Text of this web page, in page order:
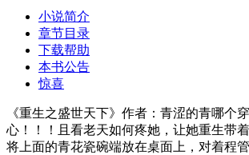
小说简介
章节目录
下载帮助
本书公告
惊喜
《重生之盛世天下》作者：青涩的青哪
心！！！且看老天如何疼她，让她重生带
将上面的青花瓷碗端放在桌面上，对着程